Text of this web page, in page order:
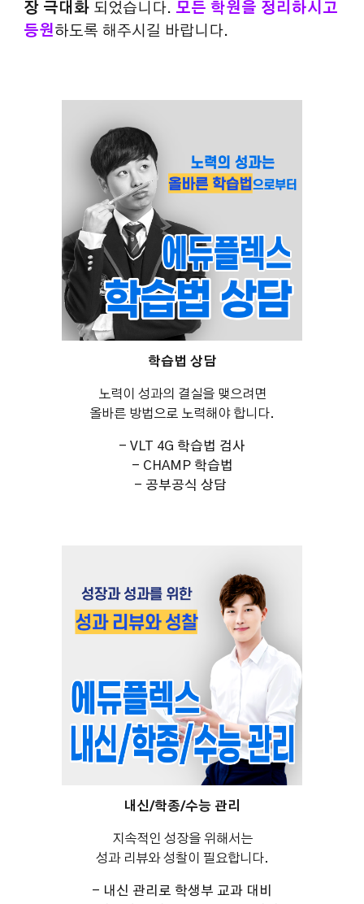
장 극대화 되었습니다. 모든 학원을 정리하시고
등원하도록 해주시길 바랍니다.
학습법 상담
노력이 성과의 결실을 맺으려면
올바른 방법으로 노력해야 합니다.
- VLT 4G 학습법 검사
- CHAMP 학습법
- 공부공식 상담
내신/학종/수능 관리
지속적인 성장을 위해서는
성과 리뷰와 성찰이 필요합니다.
- 내신 관리로 학생부 교과 대비